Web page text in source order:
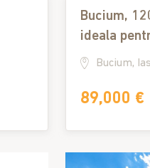
Bucium,
ideala
Bucium,
89,000 €